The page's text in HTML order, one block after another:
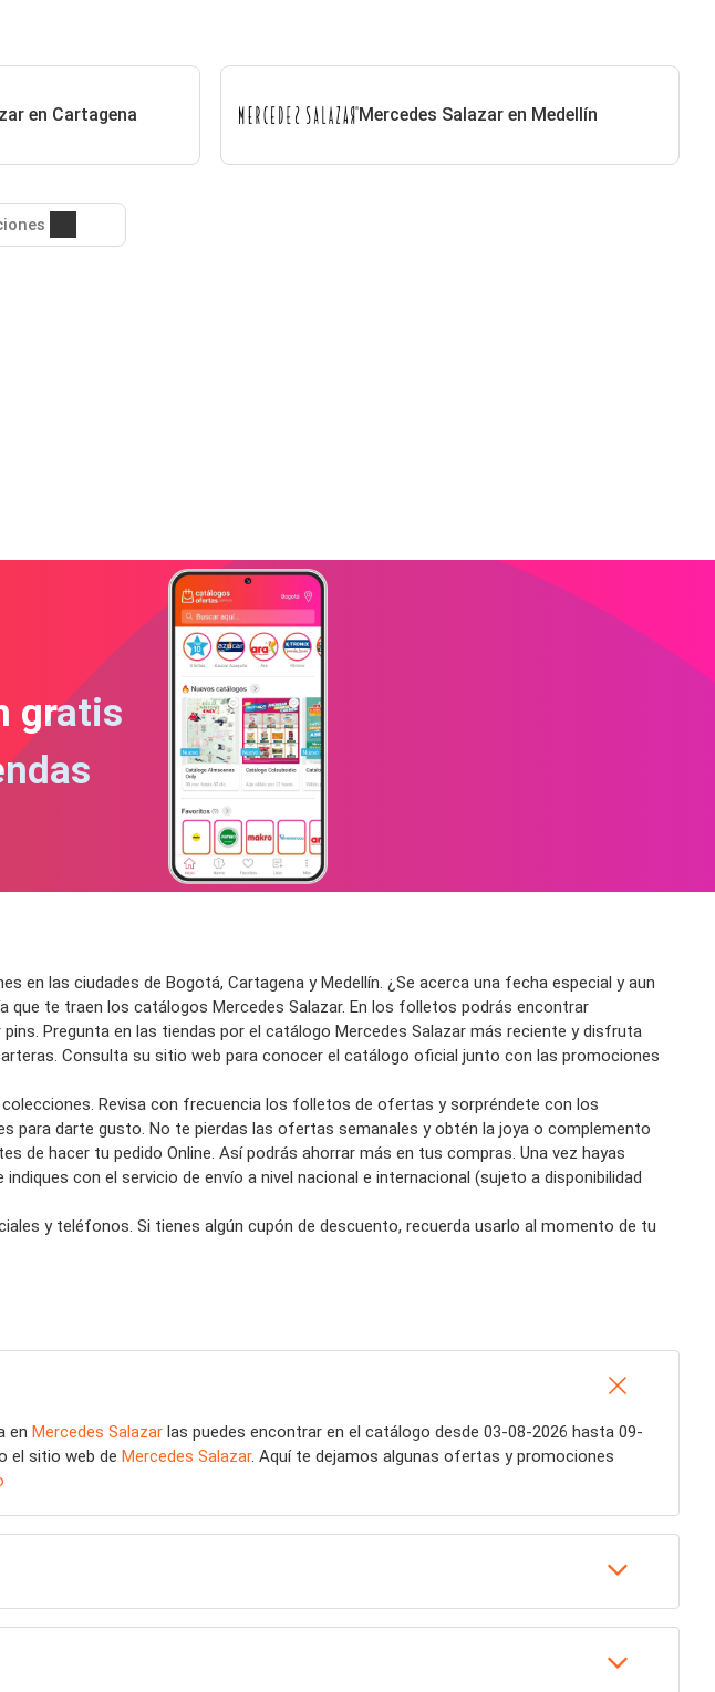
en Cartagena Mercedes Salazar en Medellín
gratis
en las ciudades de Bogotá, Cartagena y Medellín. ¿Se acerca una fecha especial y aun
que te traen los catálogos Mercedes Salazar. En los folletos podrás encontrar
Pregunta en las tiendas por el catálogo Mercedes Salazar más reciente y disfruta
Consulta su sitio web para conocer el catálogo oficial junto con las promociones
Revisa con frecuencia los folletos de ofertas y sorpréndete con los
darte gusto. No te pierdas las ofertas semanales y obtén la joya o complemento
de hacer tu pedido Online. Así podrás ahorrar más en tus compras. Una vez hayas
con el servicio de envío a nivel nacional e internacional (sujeto a disponibilidad
y teléfonos. Si tienes algún cupón de descuento, recuerda usarlo al momento de tu
en Mercedes Salazar las puedes encontrar en el catálogo desde 03-08-2026 hasta 09-
el sitio web de Mercedes Salazar. Aquí te dejamos algunas ofertas y promociones